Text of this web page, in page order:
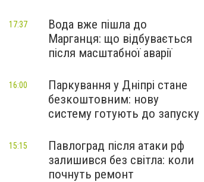
Вода вже пішла до
Марганця: що відбувається
після масштабної аварії
17:37
Паркування у Дніпрі стане
безкоштовним: нову
систему готують до запуску
16:00
Павлоград після атаки рф
залишився без світла: коли
почнуть ремонт
15:15